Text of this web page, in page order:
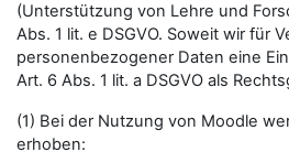
(Unterstützung von Lehre und
Abs. 1 lit. e DSGVO. Soweit wir für
personenbezogener Daten eine
Art. 6 Abs. 1 lit. a DSGVO als
(1) Bei der Nutzung von Moodle
erhoben: